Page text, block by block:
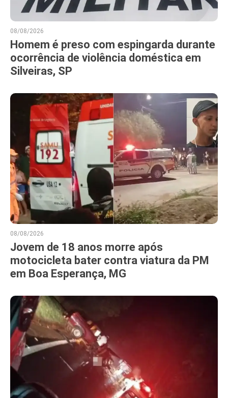
08/08/2026
Homem é preso com espingarda durante
ocorrência de violência doméstica em
Silveiras, SP
08/08/2026
Jovem de 18 anos morre após
motocicleta bater contra viatura da PM
em Boa Esperança, MG